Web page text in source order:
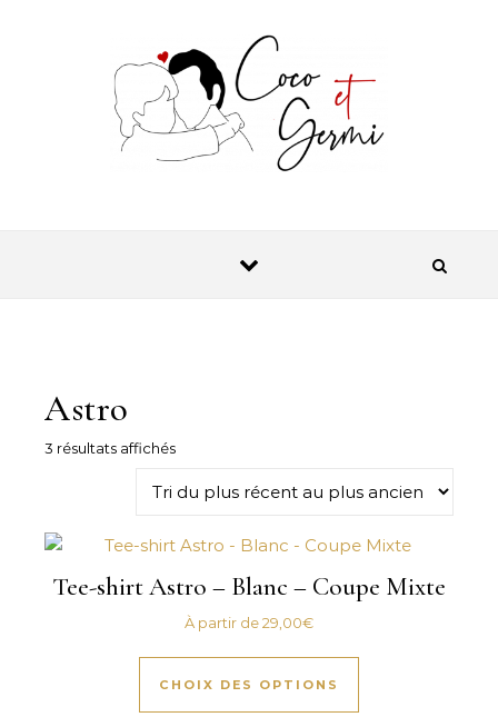
Astro
3 résultats affichésTrié du plus récent au plus ancien
Tee-shirt Astro – Blanc – Coupe Mixte
À partir de29,00€
CHOIX DES OPTIONS
Ce produit a